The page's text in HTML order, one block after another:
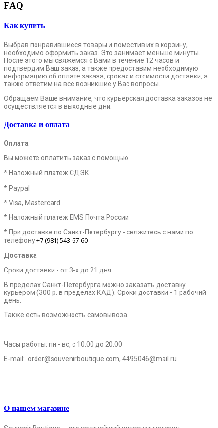
FAQ
Как купить
Выбрав понравившиеся товары и поместив их в корзину,
необходимо оформить заказ. Это занимает меньше минуты.
После этого мы свяжемся с Вами в течение 12 часов и
подтвердим Ваш заказ, а также предоставим необходимую
информацию об оплате заказа, сроках и стоимости доставки, а
также ответим на все возникшие у Вас вопросы.
Обращаем Ваше внимание, что курьерская доставка заказов не
осуществляется в выходные дни.
Доставка и оплата
Оплата
Вы можете оплатить заказ с помощью
* Наложный платеж СДЭК
* Paypal
* Visa, Mastercard
* Наложный платеж EMS Почта России
* При доставке по Санкт-Петербургу - свяжитесь с нами по
телефону+7 (981) 543-67-60
Доставка
Сроки доставки - от 3-х до 21 дня.
В пределах Санкт-Петербурга можно заказать доставку
курьером (300 р. в пределах КАД). Сроки доставки - 1 рабочий
день.
Также есть возможность самовывоза.
Часы работы: пн - вс, с 10.00 до 20.00
E-mail: order@souvenirboutique.com, 4495046@mail.ru
О нашем магазине